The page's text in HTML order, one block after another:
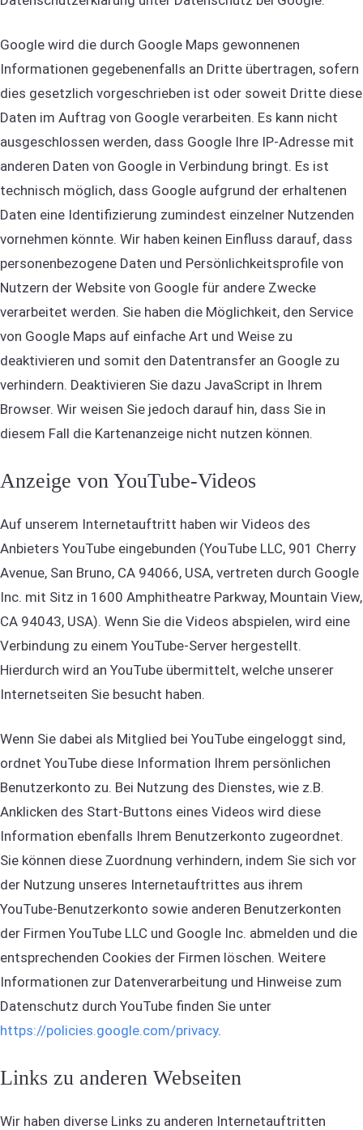
Google wird die durch Google Maps gewonnenen
Informationen gegebenenfalls an Dritte übertragen, sofern
dies gesetzlich vorgeschrieben ist oder soweit Dritte diese
Daten im Auftrag von Google verarbeiten. Es kann nicht
ausgeschlossen werden, dass Google Ihre IP-Adresse mit
anderen Daten von Google in Verbindung bringt. Es ist
technisch möglich, dass Google aufgrund der erhaltenen
Daten eine Identifizierung zumindest einzelner Nutzenden
vornehmen könnte. Wir haben keinen Einfluss darauf, dass
personenbezogene Daten und Persönlichkeitsprofile von
Nutzern der Website von Google für andere Zwecke
verarbeitet werden. Sie haben die Möglichkeit, den Service
von Google Maps auf einfache Art und Weise zu
deaktivieren und somit den Datentransfer an Google zu
verhindern. Deaktivieren Sie dazu JavaScript in Ihrem
Browser. Wir weisen Sie jedoch darauf hin, dass Sie in
diesem Fall die Kartenanzeige nicht nutzen können.
Anzeige von YouTube-Videos
Auf unserem Internetauftritt haben wir Videos des
Anbieters YouTube eingebunden (YouTube LLC, 901 Cherry
Avenue, San Bruno, CA 94066, USA, vertreten durch Google
Inc. mit Sitz in 1600 Amphitheatre Parkway, Mountain View,
CA 94043, USA). Wenn Sie die Videos abspielen, wird eine
Verbindung zu einem YouTube-Server hergestellt.
Hierdurch wird an YouTube übermittelt, welche unserer
Internetseiten Sie besucht haben.
Wenn Sie dabei als Mitglied bei YouTube eingeloggt sind,
ordnet YouTube diese Information Ihrem persönlichen
Benutzerkonto zu. Bei Nutzung des Dienstes, wie z.B.
Anklicken des Start-Buttons eines Videos wird diese
Information ebenfalls Ihrem Benutzerkonto zugeordnet.
Sie können diese Zuordnung verhindern, indem Sie sich vor
der Nutzung unseres Internetauftrittes aus ihrem
YouTube-Benutzerkonto sowie anderen Benutzerkonten
der Firmen YouTube LLC und Google Inc. abmelden und die
entsprechenden Cookies der Firmen löschen. Weitere
Informationen zur Datenverarbeitung und Hinweise zum
Datenschutz durch YouTube finden Sie unter
https://policies.google.com/privacy.
Links zu anderen Webseiten
Wir haben diverse Links zu anderen Internetauftritten